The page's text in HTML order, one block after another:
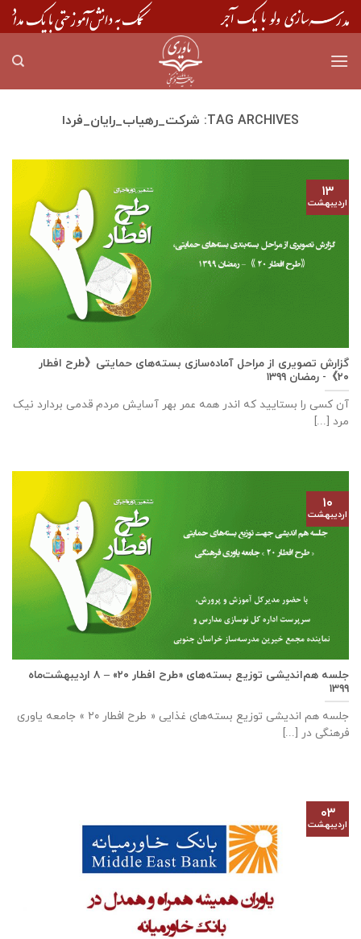
Skip
to
TAG ARCHIVES: شرکت_رهیاب_رایان_فردا
گزارش تصویری از مراحل آماده‌سازی بسته‌های حمایتی《طرح افطار
۲۰》- رمضان ۱۳۹۹
آن کسی را بستایید که اندر همه عمر بهر آسایش مردم قدمی بردارد نیک
مرد [...]
۱۳
اردیبهشت
جلسه هم‌اندیشی توزیع بسته‌های «طرح افطار ۲۰» – ۸ اردیبهشت‌ماه
۱۳۹۹
جلسه هم اندیشی توزیع بسته‌های غذایی « طرح افطار ۲۰ » جامعه یاوری
فرهنگی در [...]
۱۰
اردیبهشت
۰۳
اردیبهشت